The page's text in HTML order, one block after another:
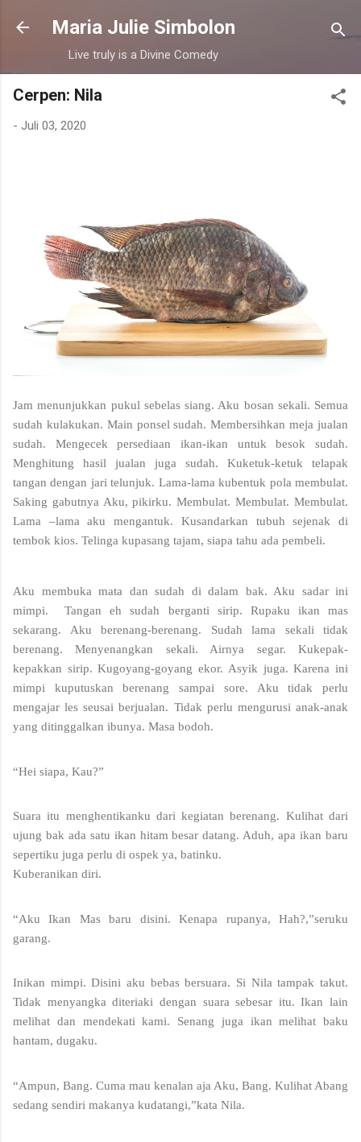
Langsung ke konten utama
Maria Julie Simbolon
Live truly is a Divine Comedy
Cerpen: Nila
- Juli 03, 2020
Jam menunjukkan pukul sebelas siang. Aku bosan sekali. Semua
sudah kulakukan. Main ponsel sudah. Membersihkan meja jualan
sudah. Mengecek persediaan ikan-ikan untuk besok sudah.
Menghitung hasil jualan juga sudah. Kuketuk-ketuk telapak
tangan dengan jari telunjuk. Lama-lama kubentuk pola membulat.
Saking gabutnya Aku, pikirku. Membulat. Membulat. Membulat.
Lama –lama aku mengantuk. Kusandarkan tubuh sejenak di
tembok kios. Telinga kupasang tajam, siapa tahu ada pembeli.
Aku membuka mata dan sudah di dalam bak. Aku sadar ini
mimpi.  Tangan eh sudah berganti sirip. Rupaku ikan mas
sekarang. Aku berenang-berenang. Sudah lama sekali tidak
berenang. Menyenangkan sekali. Airnya segar. Kukepak-
kepakkan sirip. Kugoyang-goyang ekor. Asyik juga. Karena ini
mimpi kuputuskan berenang sampai sore. Aku tidak perlu
mengajar les seusai berjualan. Tidak perlu mengurusi anak-anak
yang ditinggalkan ibunya. Masa bodoh.
“Hei siapa, Kau?”
Suara itu menghentikanku dari kegiatan berenang. Kulihat dari
ujung bak ada satu ikan hitam besar datang. Aduh, apa ikan baru
sepertiku juga perlu di ospek ya, batinku.
Kuberanikan diri.
“Aku Ikan Mas baru disini. Kenapa rupanya, Hah?,”seruku
garang.
Inikan mimpi. Disini aku bebas bersuara. Si Nila tampak takut.
Tidak menyangka diteriaki dengan suara sebesar itu. Ikan lain
melihat dan mendekati kami. Senang juga ikan melihat baku
hantam, dugaku.
“Ampun, Bang. Cuma mau kenalan aja Aku, Bang. Kulihat Abang
sedang sendiri makanya kudatangi,”kata Nila.